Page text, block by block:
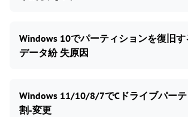
Windows 10でパーティションを復旧
データ紛 失原因
Windows 11/10/8/7でCドライブパー
割-変更